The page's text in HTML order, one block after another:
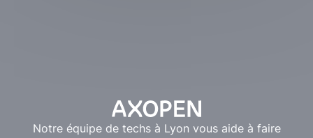
Notre équipe de techs à Lyon vous aide à faire